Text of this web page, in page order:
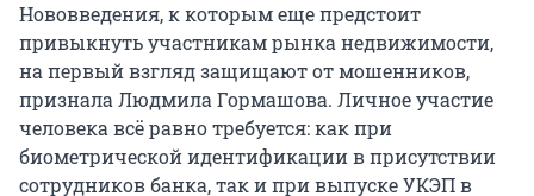
Нововведения, к которым еще предстоит
привыкнуть участникам рынка недвижимости,
на первый взгляд защищают от мошенников,
признала Людмила Гормашова. Личное участие
человека всё равно требуется: как при
биометрической идентификации в присутствии
сотрудников банка, так и при выпуске УКЭП в